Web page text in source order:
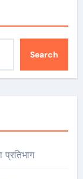
Search
प्रतिभाग